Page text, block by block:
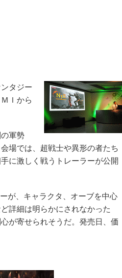
タジー
Ｉから
軍勢
場では、超戦士や異形の者たち
に激しく戦うトレーラーが公開
が、キャラクタ、オーブを中心
詳細は明らかにされなかった
が寄せられそうだ。発売日、価